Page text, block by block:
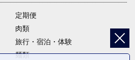
定期便
肉類
旅行・宿泊・体験
麺類